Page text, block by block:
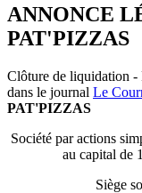
ANNONCE
PAT'PIZZAS
Clôture de liquidation -
dans le journal Le
PAT'PIZZAS
Société par actions
au capital de
Siège